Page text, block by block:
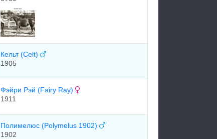
Кельт (Celt)
1905
Фэйри Рэй (Fairy Ray)
1911
Полимелюс (Polymelus 1902)
1902